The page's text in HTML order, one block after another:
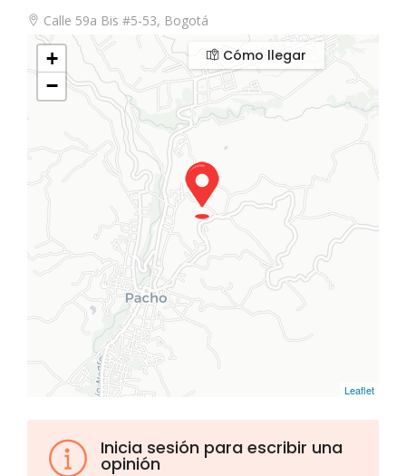
Calle 59a Bis #5-53, Bogotá
+
−
Leaflet
Cómo llegar
Inicia sesión para escribir una
opinión